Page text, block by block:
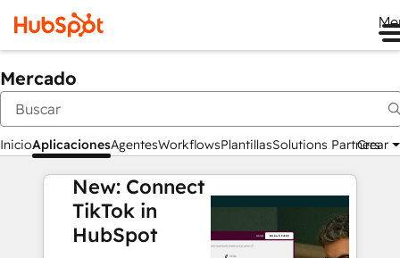
Mercado
InicioAplicacionesAgentesWorkflowsPlantillasSolutions Partners
Crear
New: Connect
TikTok in
HubSpot